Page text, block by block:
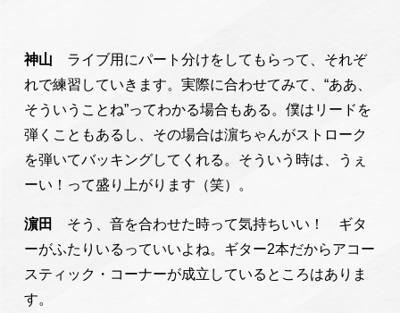
神山 ライブ用にパート分けをしてもらって、それぞ
れで練習していきます。実際に合わせてみて、“ああ、
そういうことね”ってわかる場合もある。僕はリードを
弾くこともあるし、その場合は濵ちゃんがストローク
を弾いてバッキングしてくれる。そういう時は、うぇ
ーい！って盛り上がります（笑）。
濵田
そう、音を合わせた時って気持ちいい！ ギタ
ーがふたりいるっていいよね。ギター2本だからアコー
スティック・コーナーが成立しているところはありま
す。